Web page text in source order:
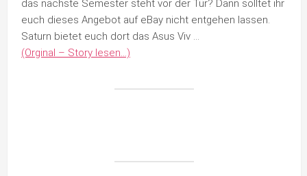
das nächste Semester steht vor der Tür? Dann solltet ihr
euch dieses Angebot auf eBay nicht entgehen lassen.
Saturn bietet euch dort das Asus Viv …
(Orginal – Story lesen…)